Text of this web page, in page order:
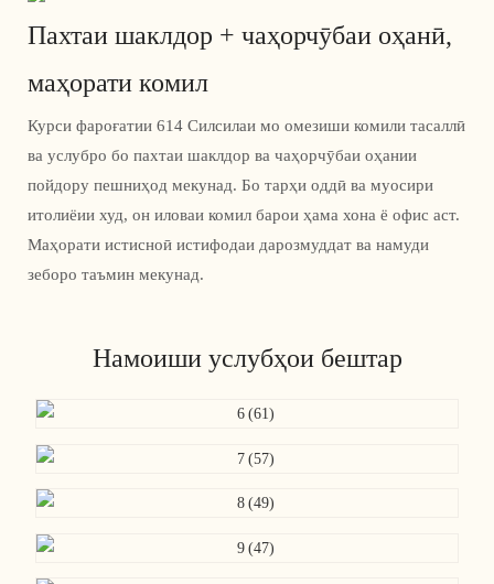
Пахтаи шаклдор + чаҳорчӯбаи оҳанӣ,
маҳорати комил
Курси фароғатии 614 Силсилаи мо омезиши комили тасаллӣ
ва услубро бо пахтаи шаклдор ва чаҳорчӯбаи оҳании
пойдору пешниҳод мекунад. Бо тарҳи оддӣ ва муосири
итолиёии худ, он иловаи комил барои ҳама хона ё офис аст.
Маҳорати истисноӣ истифодаи дарозмуддат ва намуди
зеборо таъмин мекунад.
Намоиши услубҳои бештар